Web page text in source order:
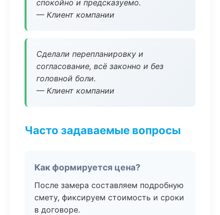
спокойно и предсказуемо.
— Клиент компании
Сделали перепланировку и
согласование, всё законно и без
головной боли.
— Клиент компании
Часто задаваемые вопросы
Как формируется цена?
После замера составляем подробную
смету, фиксируем стоимость и сроки
в договоре.